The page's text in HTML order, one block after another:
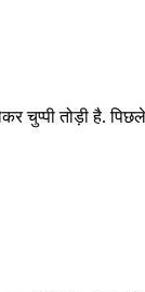
चुप्पी तोड़ी है.